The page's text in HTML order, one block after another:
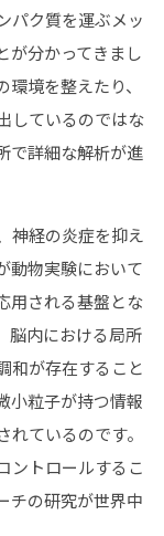
パク質を運ぶメッ
が分かってきまし
境を整えたり、
しているのではな
で詳細な解析が進
神経の炎症を抑え
動物実験において
用される基盤とな
脳内における局所
和が存在すること
小粒子が持つ情報
ているのです。
ントロールするこ
チの研究が世界中